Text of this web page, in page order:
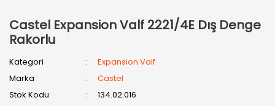
Castel Expansion Valf 2221/4E Dış Denge
Rakorlu
Kategori
Expansion Valf
Marka
Castel
Stok Kodu
134.02.016